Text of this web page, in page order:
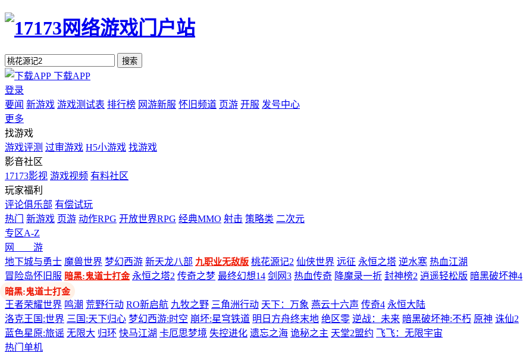
搜索
下载APP
登录
要闻 新游戏 游戏测试表 排行榜 网游新服 怀旧频道 页游 开服 发号中心
更多
找游戏
游戏评测 过审游戏 H5小游戏 找游戏
影音社区
17173影视 游戏视频 有料社区
玩家福利
评论俱乐部 有偿试玩
热门
新游戏 页游 动作RPG 开放世界RPG 经典MMO 射击 策略类 二次元
专区A-Z
网 游
地下城与勇士 魔兽世界 梦幻西游 新天龙八部 九职业无敌版 桃花源记2 仙侠世界 远征 永恒之塔 逆水寒 热血江湖
冒险岛怀旧服 暗黑:鬼道士打金 永恒之塔2 传奇之梦 最终幻想14 剑网3 热血传奇 降魔录一折 封神榜2 逍遥轻松版 暗黑破坏神4
多端游戏
王者荣耀世界 鸣潮 荒野行动 RO新启航 九牧之野 三角洲行动 天下：万象 燕云十六声 传奇4 永恒大陆
洛克王国:世界 三国:天下归心 梦幻西游:时空 崩坏:星穹铁道 明日方舟终末地 绝区零 逆战：未来 暗黑破坏神:不朽 原神 诛仙2
蓝色星原:旅谣 无限大 归环 快马江湖 卡厄思梦境 失控进化 遗忘之海 诡秘之主 天堂2盟约 飞飞：无限宇宙
热门单机